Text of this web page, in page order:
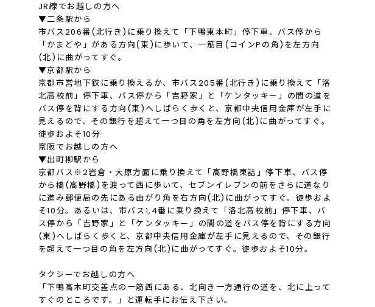
JR線でお越しの方へ
▼二条駅から
市バス206番(北行き)に乗り換えて「下鴨東本町」停下車、バス停から
「かまどや」がある方向(東)に歩いて、一筋目(コインPの角)を左方向
(北)に曲がってすぐ。
▼京都駅から
京都市営地下鉄に乗り換えるか、市バス205番(北行き)に乗り換えて「洛
北高校前」停下車、バス停から「吉野家」と「ケンタッキー」の間の道を
バス停を背にする方向(東)へしばらく歩くと、京都中央信用金庫が左手に
見えるので、その銀行を超えて一つ目の角を左方向(北)に曲がってすぐ。
徒歩およそ10分
京阪でお越しの方へ
▼出町柳駅から
京都バス※2岩倉・大原方面に乗り換えて「高野橋東詰」停下車、バス停
から橋(高野橋)を渡って西に歩いて、セブンイレブンの前をさらに道なり
に進み郵便局の先にある曲がり角を右方向(北)に曲がってすぐ。徒歩およ
そ10分。あるいは、市バス1,4番に乗り換えて「洛北高校前」停下車、バ
ス停から「吉野家」と「ケンタッキー」の間の道をバス停を背にする方向
(東)へしばらく歩くと、京都中央信用金庫が左手に見えるので、その銀行
を超えて一つ目の角を左方向(北)に曲がってすぐ。徒歩およそ10分。
タクシーでお越しの方へ
「下鴨高木町交差点の一筋西にある、北向き一方通行の道を、北に上って
すぐのところです。」と運転手にお伝え下さい。